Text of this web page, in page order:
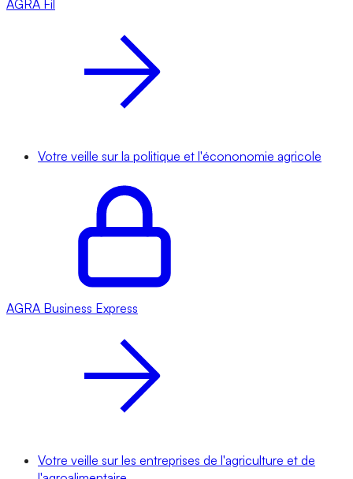
AGRA Fil
Votre veille sur la politique et l'écononomie agricole
AGRA Business Express
Votre veille sur les entreprises de l'agriculture et de